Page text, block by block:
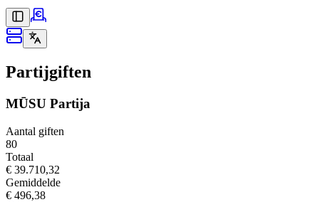
Partijgiften
MŪSU Partija
Aantal giften
80
Totaal
€ 39.710,32
Gemiddelde
€ 496,38